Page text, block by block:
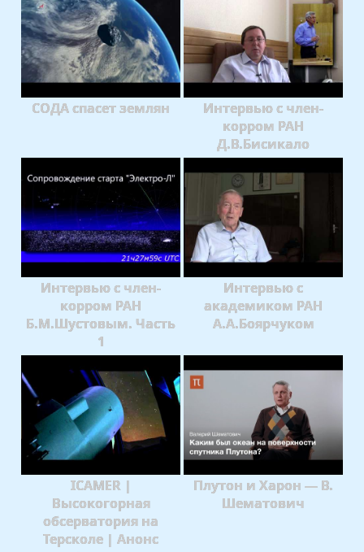
СОДА спасет землян
Интервью с член-
корром РАН
Д.В.Бисикало
Интервью с член-
корром РАН
Б.М.Шустовым. Часть
1
Интервью с
академиком РАН
А.А.Боярчуком
ICAMER |
Высокогорная
обсерватория на
Терсколе | Анонс
Плутон и Харон — В.
Шематович